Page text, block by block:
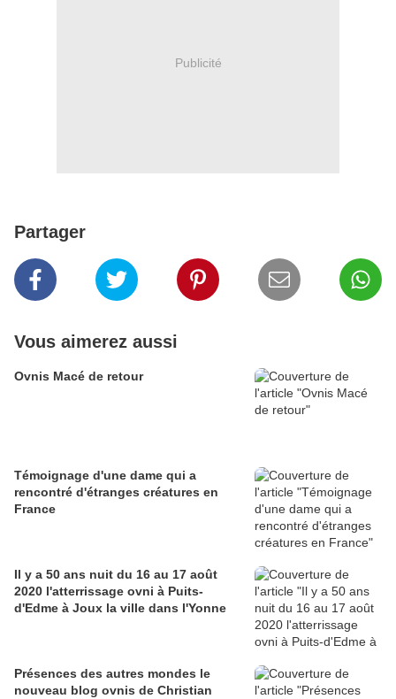
Publicité
Partager
Vous aimerez aussi
Ovnis Macé de retour
Témoignage d'une dame qui a
rencontré d'étranges créatures en
France
Il y a 50 ans nuit du 16 au 17 août
2020 l'atterrissage ovni à Puits-
d'Edme à Joux la ville dans l'Yonne
Présences des autres mondes le
nouveau blog ovnis de Christian